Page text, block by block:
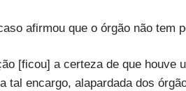
afirmou que o órgão não tem
[ficou] a certeza de que houve
tal encargo, alapardada dos